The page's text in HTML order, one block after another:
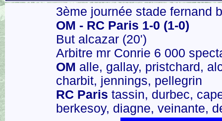
3ème journée stade fernand
OM - RC Paris 1-0 (1-0)
But alcazar (20')
Arbitre mr Conrie 6 000
OM alle, gallay, pristchard,
charbit, jennings, pellegrin
RC Paris tassin, durbec,
berkesoy, diagne, veinante,